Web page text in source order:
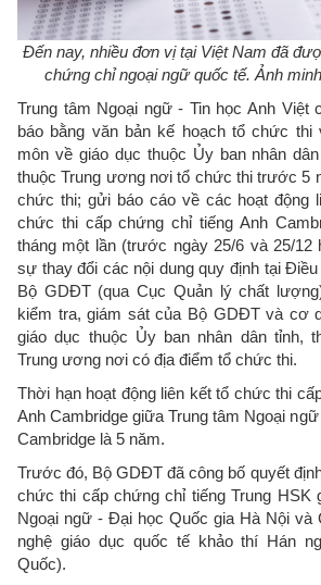
Đến nay, nhiều đơn vị tại Việt Nam đã
chứng chỉ ngoại ngữ quốc tế. Ảnh
Trung tâm Ngoại ngữ - Tin học Anh Việt
báo bằng văn bản kế hoạch tổ chức
môn về giáo dục thuộc Ủy ban nhân
thuộc Trung ương nơi tổ chức thi trước 5
chức thi; gửi báo cáo về các hoạt động
chức thi cấp chứng chỉ tiếng Anh
tháng một lần (trước ngày 25/6 và 25/12
sự thay đổi các nội dung quy định tại
Bộ GDĐT (qua Cục Quản lý chất
kiểm tra, giám sát của Bộ GDĐT và cơ
giáo dục thuộc Ủy ban nhân dân tỉnh,
Trung ương nơi có địa điểm tổ chức thi.
Thời hạn hoạt động liên kết tổ chức thi
Anh Cambridge giữa Trung tâm Ngoại
Cambridge là 5 năm.
Trước đó, Bộ GDĐT đã công bố quyết
chức thi cấp chứng chỉ tiếng Trung HSK
Ngoại ngữ - Đại học Quốc gia Hà Nội và
nghệ giáo dục quốc tế khảo thí Hán
Quốc).